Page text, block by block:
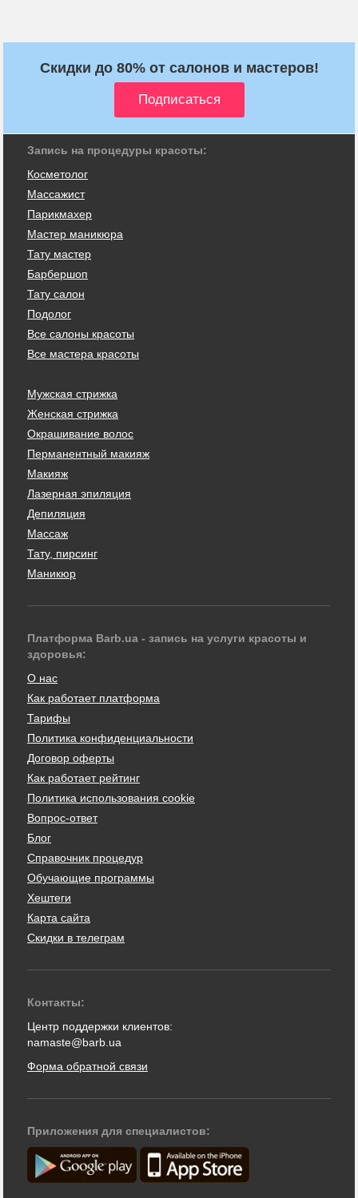
Скидки до 80% от салонов и мастеров!
Запись на процедуры красоты:
Косметолог
Массажист
Парикмахер
Мастер маникюра
Тату мастер
Барбершоп
Тату салон
Подолог
Все салоны красоты
Все мастера красоты
Мужская стрижка
Женская стрижка
Окрашивание волос
Перманентный макияж
Макияж
Лазерная эпиляция
Депиляция
Массаж
Тату, пирсинг
Маникюр
Платформа Barb.ua - запись на услуги красоты и
здоровья:
О нас
Как работает платформа
Тарифы
Политика конфиденциальности
Договор оферты
Как работает рейтинг
Политика использования cookie
Вопрос-ответ
Блог
Справочник процедур
Обучающие программы
Хештеги
Карта сайта
Скидки в телеграм
Контакты:
Центр поддержки клиентов:
namaste@barb.ua
Форма обратной связи
Приложения для специалистов: